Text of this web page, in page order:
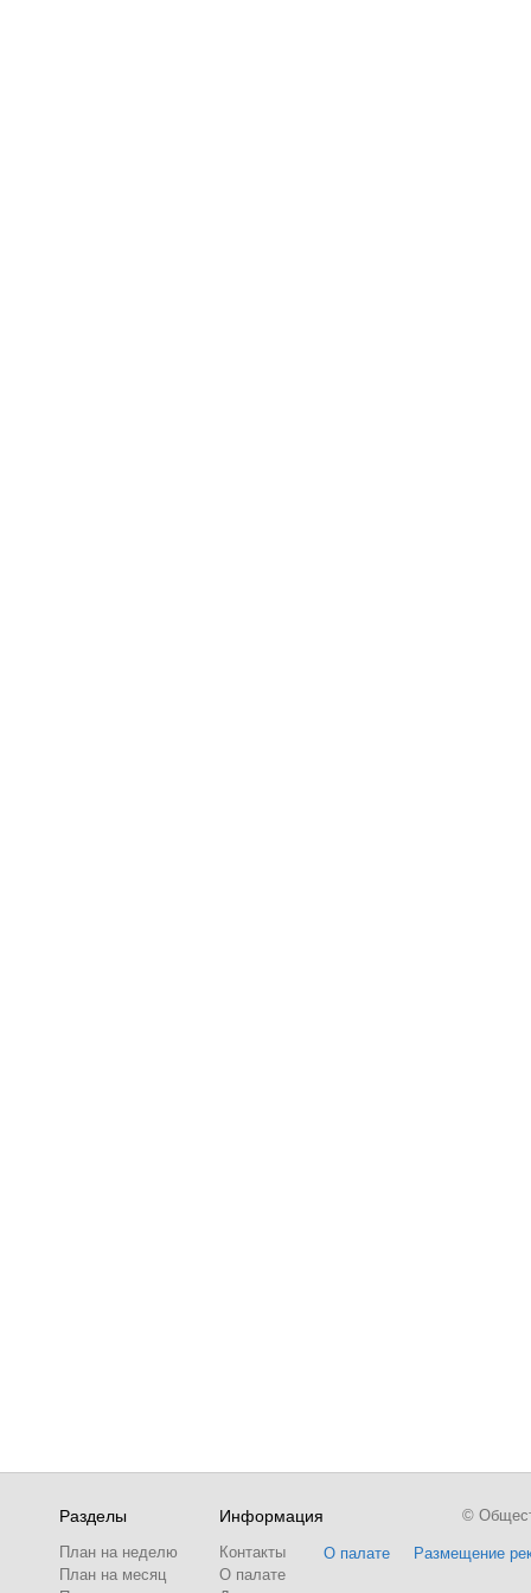
Разделы
План на неделю
План на месяц
Информация
Контакты
О палате
О палате Размещение
©